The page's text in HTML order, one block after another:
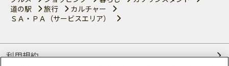
道の駅
旅行
カルチャー
ＳＡ・ＰＡ（サービスエリア）
利用規約